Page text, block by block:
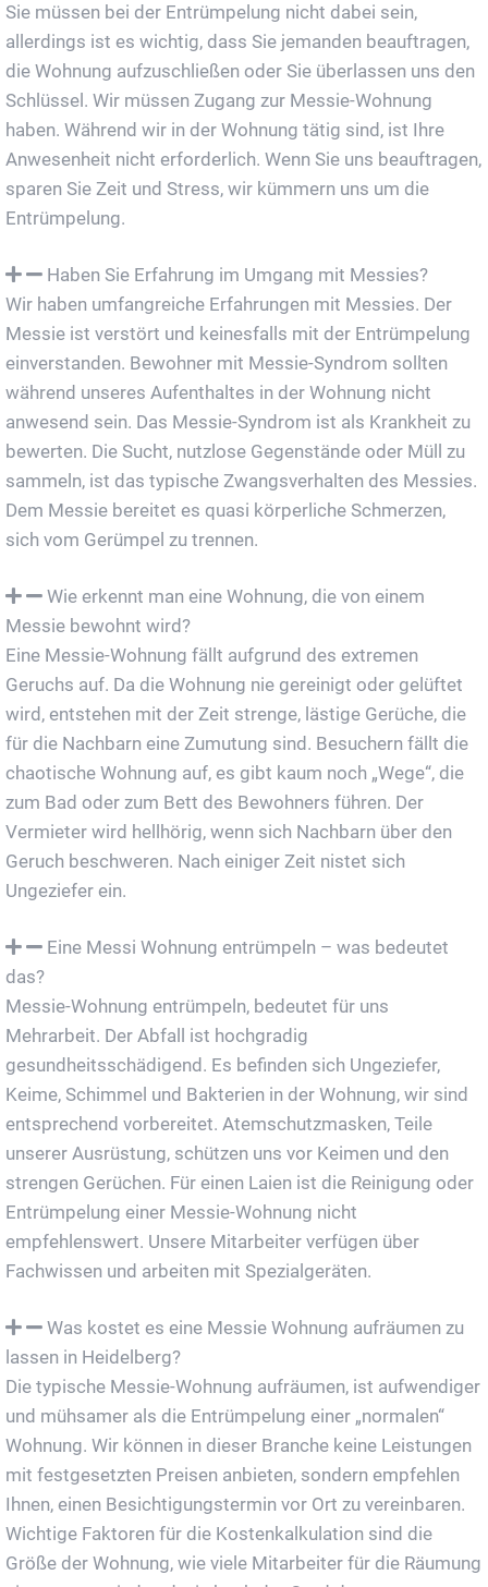
Sie müssen bei der Entrümpelung nicht dabei sein,
allerdings ist es wichtig, dass Sie jemanden beauftragen,
die Wohnung aufzuschließen oder Sie überlassen uns den
Schlüssel. Wir müssen Zugang zur Messie-Wohnung
haben. Während wir in der Wohnung tätig sind, ist Ihre
Anwesenheit nicht erforderlich. Wenn Sie uns beauftragen,
sparen Sie Zeit und Stress, wir kümmern uns um die
Entrümpelung.
Haben Sie Erfahrung im Umgang mit Messies?
Wir haben umfangreiche Erfahrungen mit Messies. Der
Messie ist verstört und keinesfalls mit der Entrümpelung
einverstanden. Bewohner mit Messie-Syndrom sollten
während unseres Aufenthaltes in der Wohnung nicht
anwesend sein. Das Messie-Syndrom ist als Krankheit zu
bewerten. Die Sucht, nutzlose Gegenstände oder Müll zu
sammeln, ist das typische Zwangsverhalten des Messies.
Dem Messie bereitet es quasi körperliche Schmerzen,
sich vom Gerümpel zu trennen.
Wie erkennt man eine Wohnung, die von einem
Messie bewohnt wird?
Eine Messie-Wohnung fällt aufgrund des extremen
Geruchs auf. Da die Wohnung nie gereinigt oder gelüftet
wird, entstehen mit der Zeit strenge, lästige Gerüche, die
für die Nachbarn eine Zumutung sind. Besuchern fällt die
chaotische Wohnung auf, es gibt kaum noch „Wege“, die
zum Bad oder zum Bett des Bewohners führen. Der
Vermieter wird hellhörig, wenn sich Nachbarn über den
Geruch beschweren. Nach einiger Zeit nistet sich
Ungeziefer ein.
Eine Messi Wohnung entrümpeln – was bedeutet
das?
Messie-Wohnung entrümpeln, bedeutet für uns
Mehrarbeit. Der Abfall ist hochgradig
gesundheitsschädigend. Es befinden sich Ungeziefer,
Keime, Schimmel und Bakterien in der Wohnung, wir sind
entsprechend vorbereitet. Atemschutzmasken, Teile
unserer Ausrüstung, schützen uns vor Keimen und den
strengen Gerüchen. Für einen Laien ist die Reinigung oder
Entrümpelung einer Messie-Wohnung nicht
empfehlenswert. Unsere Mitarbeiter verfügen über
Fachwissen und arbeiten mit Spezialgeräten.
Was kostet es eine Messie Wohnung aufräumen zu
lassen in Heidelberg?
Die typische Messie-Wohnung aufräumen, ist aufwendiger
und mühsamer als die Entrümpelung einer „normalen“
Wohnung. Wir können in dieser Branche keine Leistungen
mit festgesetzten Preisen anbieten, sondern empfehlen
Ihnen, einen Besichtigungstermin vor Ort zu vereinbaren.
Wichtige Faktoren für die Kostenkalkulation sind die
Größe der Wohnung, wie viele Mitarbeiter für die Räumung